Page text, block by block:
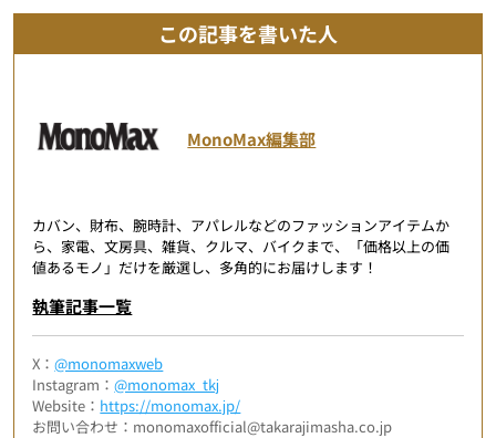
この記事を書いた人
MonoMax編集部
カバン、財布、腕時計、アパレルなどのファッションアイテムか
ら、家電、文房具、雑貨、クルマ、バイクまで、「価格以上の価
値あるモノ」だけを厳選し、多角的にお届けします！
執筆記事一覧
X：@monomaxweb
Instagram：@monomax_tkj
Website： https://monomax.jp/
お問い合わせ：monomaxofficial@takarajimasha.co.jp